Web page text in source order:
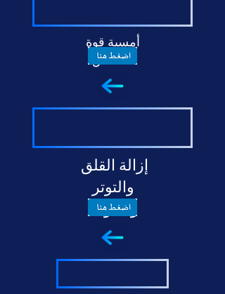
أمسية قوة
الحماس
والتوتر
والخوف